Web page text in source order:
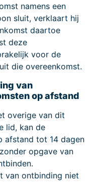
namens een
sluit, verklaart hij
daartoe
deze
voor de
die overeenkomst.
van
op afstand
overige van dit
lid, kan de
afstand tot 14 dagen
opgave van
van ontbinding niet